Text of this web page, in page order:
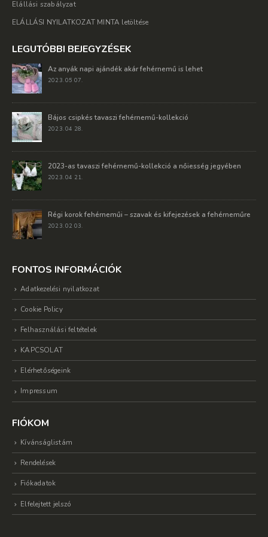
Elállási szabályzat
ELÁLLÁSI NYILATKOZAT MINTA letöltése
LEGUTÓBBI BEJEGYZÉSEK
Az anyák napi ajándék akár fehérnemű is lehet
2023. 05 07.
Bájos csipkés tavaszi fehérnemű-kollekció
2023. 04 28.
2023-as tavaszi fehérnemű-kollekció a nőiesség jegyében
2023. 04 21.
Régi korok fehérneműi – szavak és kifejezések a fehérneműre
2023. 02 03.
FONTOS INFORMÁCIÓK
Adatkezelési nyilatkozat
Cookie Policy
Felhasználási feltételek
KAPCSOLAT
Elérhetőségeink
Impressum
FIÓKOM
Kívánságlistám
Rendelések
Fiókadatok
Elfelejtett jelszó